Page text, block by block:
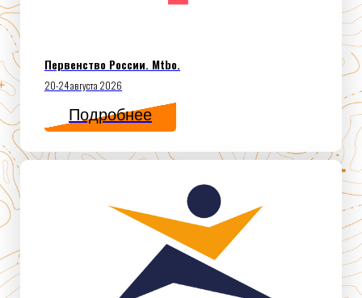
Первенство России. Mtbo.
20-24 августа 2026